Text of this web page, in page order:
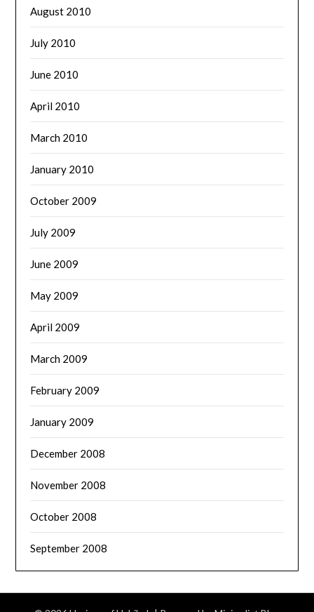
August 2010
July 2010
June 2010
April 2010
March 2010
January 2010
October 2009
July 2009
June 2009
May 2009
April 2009
March 2009
February 2009
January 2009
December 2008
November 2008
October 2008
September 2008